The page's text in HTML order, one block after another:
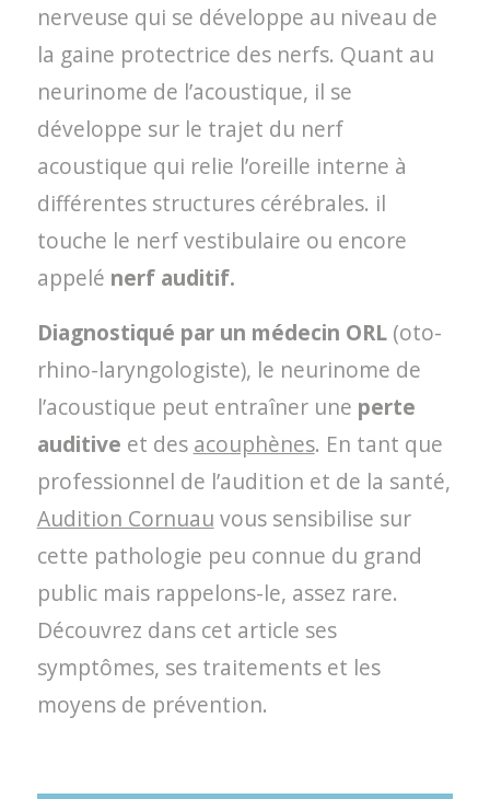
nerveuse qui se développe au niveau de
la gaine protectrice des nerfs. Quant au
neurinome de l’acoustique, il se
développe sur le trajet du nerf
acoustique qui relie l’oreille interne à
différentes structures cérébrales. il
touche le nerf vestibulaire ou encore
appelé nerf auditif.
Diagnostiqué par un médecin ORL(oto-
rhino-laryngologiste), le neurinome de
l’acoustique peut entraîner une perte
auditive et des acouphènes. En tant que
professionnel de l’audition et de la santé,
Audition Cornuau vous sensibilise sur
cette pathologie peu connue du grand
public mais rappelons-le, assez rare.
Découvrez dans cet article ses
symptômes, ses traitements et les
moyens de prévention.